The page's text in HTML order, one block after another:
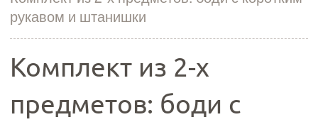
рукавом и штанишки
Комплект из 2-х
предметов: боди с